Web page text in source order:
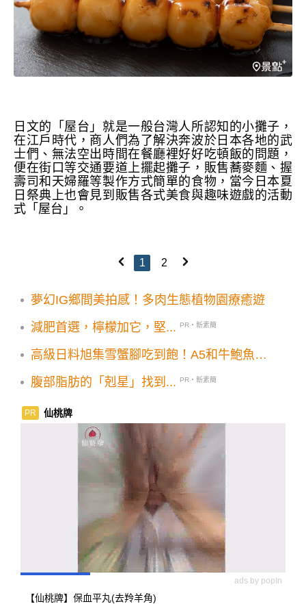
日文的「屋台」就是一般台灣人所認知的小攤子，
在江戶時代，商人們為了解決奔波於日本各地的武
士們、無法空出時間在餐廳裡好好吃頓飯的問題，
便在街口等交通要道上擺起攤子，販售蕎麥麵、握
壽司和天婦羅等製作方式簡單的食物，當今 日本夏
日祭典上也會見到販售各式美食與趣味遊戲的活動
式「屋台」。
1 2
夢幻IG鄉間美拍感！多肉生態植物園療癒遊
減肥首選，檸檬加它，堅...
PR・新素簡
高級日料旭集雪蟹腳吃到飽！A5和牛鮑魚台
腹部脂肪的「剋星」找到...
PR・新素簡
PR 仙桃牌
ads by popIn
【仙桃牌】保血平丸(去羚羊角)